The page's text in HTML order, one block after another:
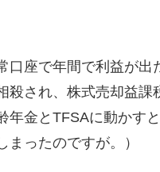
座で年間で利益が出
殺され、株式売却益課
金とTFSAに動かす
ったのですが。）